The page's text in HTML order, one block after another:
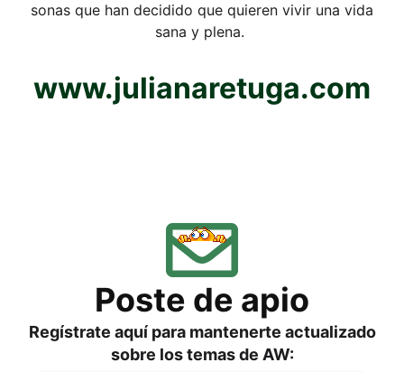
so­nas que han deci­di­do que quie­ren vivir una vida
sana y plena.
www​.juliana​re​tu​ga​.com
Pos­te de apio
Regí­s­tra­te aquí para man­ten­er­te actua­liz­ado
sob­re los temas de AW: